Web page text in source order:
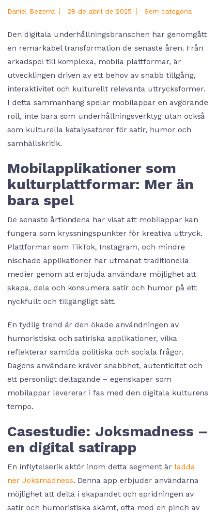
Daniel Bezerra | 28 de abril de 2025 | Sem categoria
Den digitala underhållningsbranschen har genomgått
en remarkabel transformation de senaste åren. Från
arkadspel till komplexa, mobila plattformar, är
utvecklingen driven av ett behov av snabb tillgång,
interaktivitet och kulturellt relevanta uttrycksformer.
I detta sammanhang spelar mobilappar en avgörande
roll, inte bara som underhållningsverktyg utan också
som kulturella katalysatorer för satir, humor och
samhällskritik.
Mobilapplikationer som
kulturplattformar: Mer än
bara spel
De senaste årtiondena har visat att mobilappar kan
fungera som kryssningspunkter för kreativa uttryck.
Plattformar som TikTok, Instagram, och mindre
nischade applikationer har utmanat traditionella
medier genom att erbjuda användare möjlighet att
skapa, dela och konsumera satir och humor på ett
nyckfullt och tillgängligt sätt.
En tydlig trend är den ökade användningen av
humoristiska och satiriska applikationer, vilka
reflekterar samtida politiska och sociala frågor.
Dagens användare kräver snabbhet, autenticitet och
ett personligt deltagande – egenskaper som
mobilappar levererar i fas med den digitala kulturens
tempo.
Casestudie: Joksmadness –
en digital satirapp
En inflytelserik aktör inom detta segment är ladda
ner Joksmadness. Denna app erbjuder användarna
möjlighet att delta i skapandet och spridningen av
satir och humoristiska skämt, ofta med en pinch av